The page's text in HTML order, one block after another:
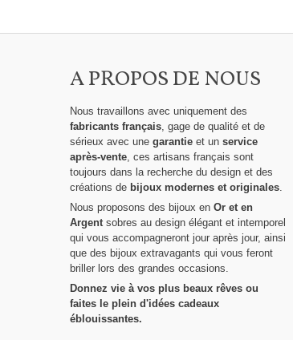
A PROPOS DE NOUS
Nous travaillons avec uniquement des
fabricants français, gage de qualité et de
sérieux avec une garantie et un service
après-vente, ces artisans français sont
toujours dans la recherche du design et des
créations de bijoux modernes et originales.
Nous proposons des bijoux en Or et en
Argentsobres au design élégant et intemporel
qui vous accompagneront jour après jour, ainsi
que des bijoux extravagants qui vous feront
briller lors des grandes occasions.
Donnez vie à vos plus beaux rêves ou
faites le plein d'idées cadeaux
éblouissantes.